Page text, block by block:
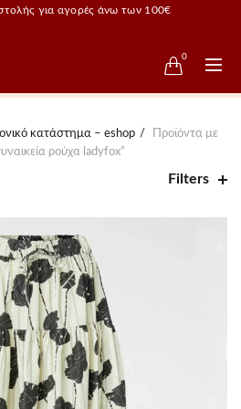
για αγορές άνω των 100€
0
κατάστημα – eshop
Προϊόντα με
ρούχα ladyfox”
Filters